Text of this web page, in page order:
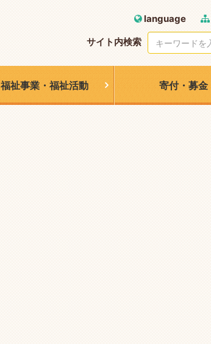
language
サイト内検索
福祉事業・福祉活動 寄付・募金